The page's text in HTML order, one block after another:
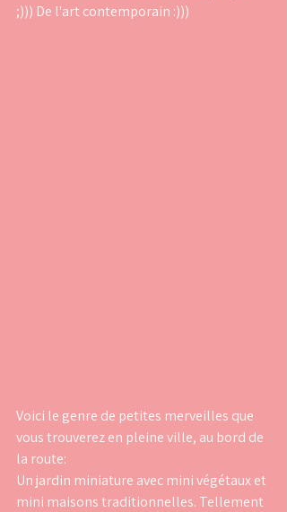
;))) De l'art contemporain :)))
Voici le genre de petites merveilles que
vous trouverez en pleine ville, au bord de
la route:
Un jardin miniature avec mini végétaux et
mini maisons traditionnelles. Tellement